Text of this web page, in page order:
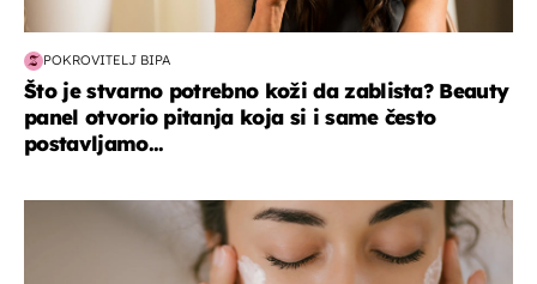
POKROVITELJ BIPA
Što je stvarno potrebno koži da zablista? Beauty
panel otvorio pitanja koja si i same često
postavljamo...
moda & ljepota